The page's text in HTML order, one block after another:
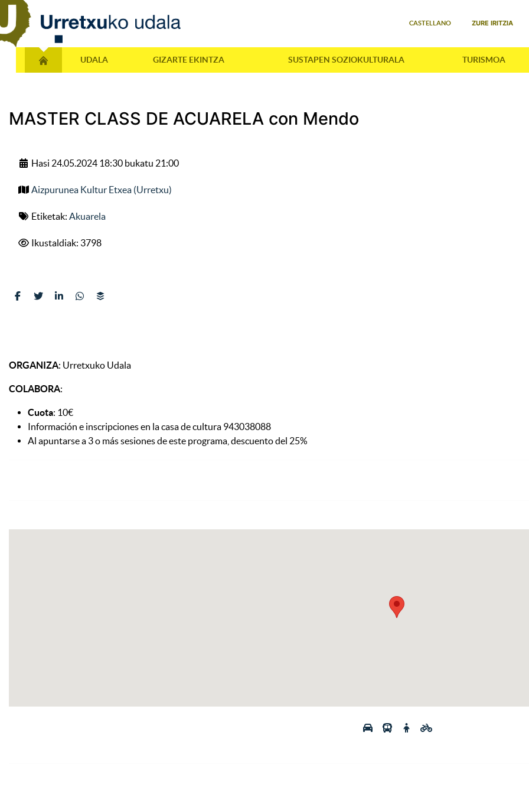
CASTELLANO ZURE IRITZIA
UDALA GIZARTE EKINTZA SUSTAPEN SOZIOKULTURALA TURISMOA
MASTER CLASS DE ACUARELA con Mendo
Hasi 24.05.2024 18:30 bukatu 21:00
Aizpurunea Kultur Etxea (Urretxu)
Etiketak: Akuarela
Ikustaldiak: 3798
ORGANIZA: Urretxuko Udala
COLABORA:
Cuota: 10€
Información e inscripciones en la casa de cultura 943038088
Al apuntarse a 3 o más sesiones de este programa, descuento del 25%